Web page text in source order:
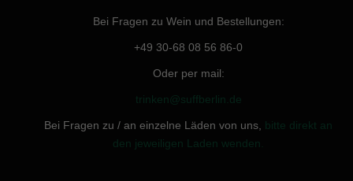
Bei Fragen zu Wein und Bestellungen:
+49 30-68 08 56 86-0
Oder per mail:
trinken@suffberlin.de
Bei Fragen zu / an einzelne Läden von uns, bitte direkt an
den jeweiligen Laden wenden.